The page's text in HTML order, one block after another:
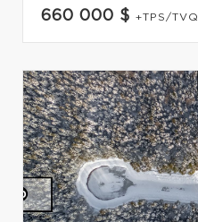
660 000 $ +TPS/TVQ